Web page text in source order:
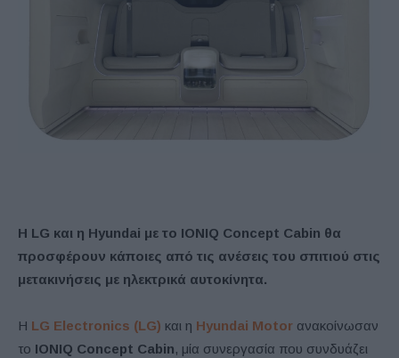
Η LG και η Hyundai με το IONIQ Concept Cabin θα
προσφέρουν κάποιες από τις ανέσεις του σπιτιού στις
μετακινήσεις με ηλεκτρικά αυτοκίνητα.
Η LG Electronics (LG) και η Hyundai Motor ανακοίνωσαν
το IONIQ Concept Cabin, μία συνεργασία που συνδυάζει